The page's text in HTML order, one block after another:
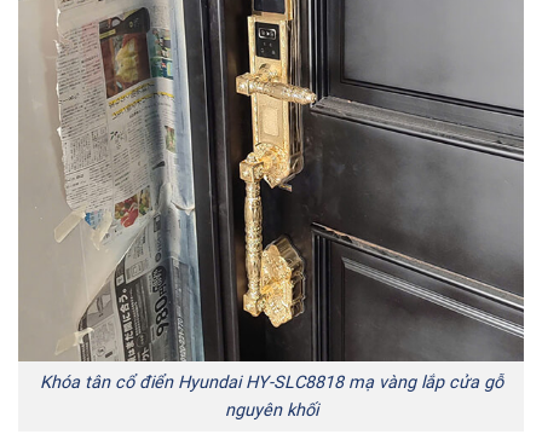
Khóa tân cổ điển Hyundai HY-SLC8818 mạ vàng lắp cửa gỗ
nguyên khối